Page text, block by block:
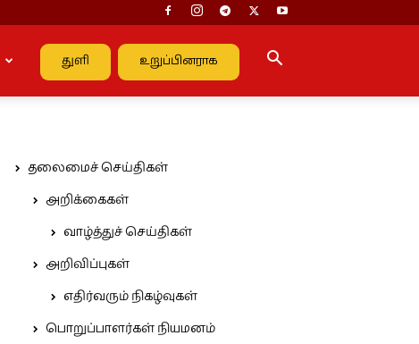
துளி உறுப்பினராக
தலைமைச் செய்திகள்
அறிக்கைகள்
வாழ்த்துச் செய்திகள்
அறிவிப்புகள்
எதிர்வரும் நிகழ்வுகள்
பொறுப்பாளர்கள் நியமனம்